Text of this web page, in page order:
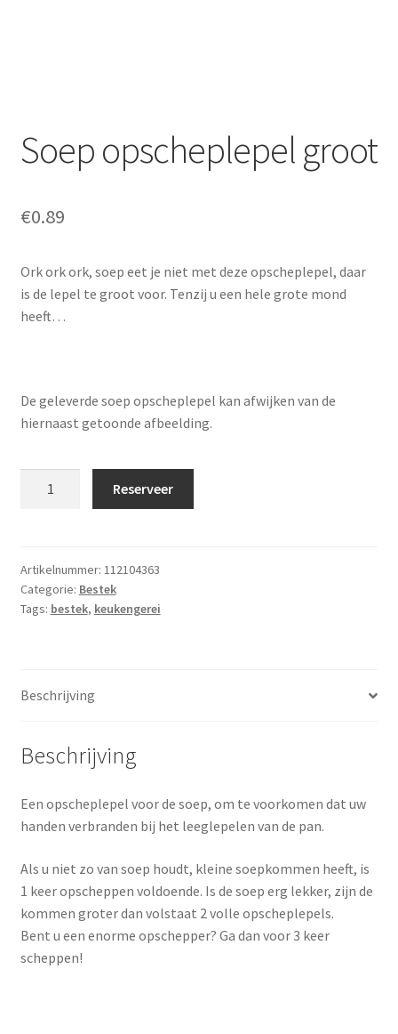
Soep opscheplepel groot
€0.89
Ork ork ork, soep eet je niet met deze opscheplepel, daar
is de lepel te groot voor. Tenzij u een hele grote mond
heeft…
De geleverde soep opscheplepel kan afwijken van de
hiernaast getoonde afbeelding.
Reserveer
Artikelnummer: 112104363
Categorie: Bestek
Tags: bestek, keukengerei
Beschrijving
Beschrijving
Een opscheplepel voor de soep, om te voorkomen dat uw
handen verbranden bij het leeglepelen van de pan.
Als u niet zo van soep houdt, kleine soepkommen heeft, is
1 keer opscheppen voldoende. Is de soep erg lekker, zijn de
kommen groter dan volstaat 2 volle opscheplepels.
Bent u een enorme opschepper? Ga dan voor 3 keer
scheppen!